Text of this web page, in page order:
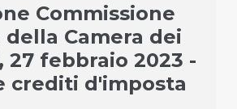
Commissione
della Camera dei
27 febbraio 2023 -
crediti d'imposta